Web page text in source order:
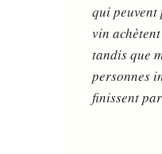
qui
vin
tandis que
personnes
finissent